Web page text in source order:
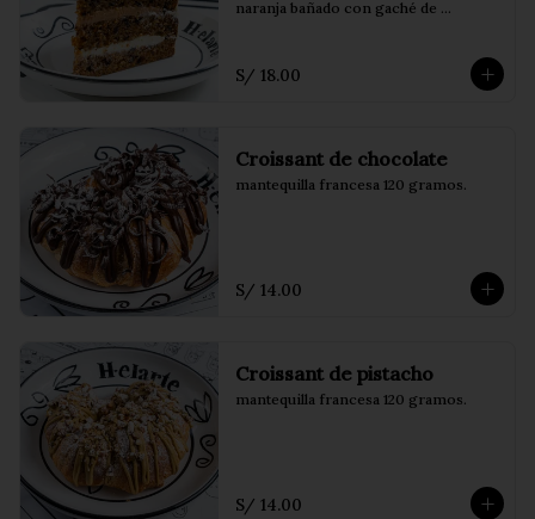
naranja bañado con gaché de
S/ 18.00
Croissant de chocolate
mantequilla francesa 120 gramos.
S/ 14.00
Croissant de pistacho
mantequilla francesa 120 gramos.
S/ 14.00